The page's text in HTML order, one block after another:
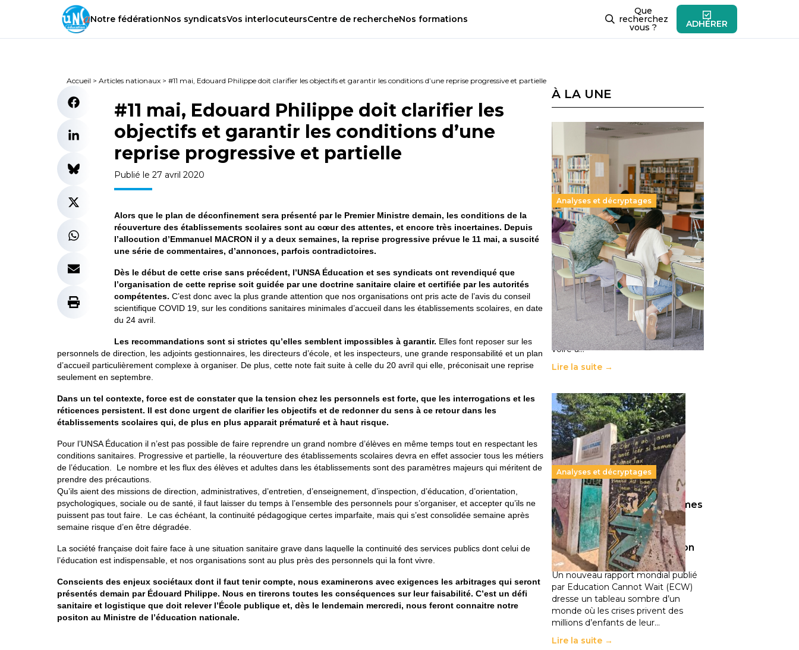
Notre fédérationNos syndicatsVos interlocuteursCentre de rechercheNos formations
Que
recherchez
vous ? ADHÉRER
Accueil > Articles nationaux > #11 mai, Edouard Philippe doit clarifier les objectifs et garantir les conditions d’une reprise progressive et partielle
#11 mai, Edouard Philippe doit clarifier les
objectifs et garantir les conditions d’une
reprise progressive et partielle
Publié le 27 avril 2020
Alors que le plan de déconfinement sera présenté par le Premier Ministre demain, les conditions de la
réouverture des établissements scolaires sont au cœur des attentes, et encore très incertaines. Depuis
l’allocution d’Emmanuel MACRON il y a deux semaines, la reprise progressive prévue le 11 mai, a suscité
une série de commentaires, d’annonces, parfois contradictoires.
Dès le début de cette crise sans précédent, l’UNSA Éducation et ses syndicats ont revendiqué que
l’organisation de cette reprise soit guidée par une doctrine sanitaire claire et certifiée par les autorités
compétentes. C’est donc avec la plus grande attention que nos organisations ont pris acte de l’avis du conseil
scientifique COVID 19, sur les conditions sanitaires minimales d’accueil dans les établissements scolaires, en date
du 24 avril.
Les recommandations sont si strictes qu’elles semblent impossibles à garantir. Elles font reposer sur les
personnels de direction, les adjoints gestionnaires, les directeurs d’école, et les inspecteurs, une grande responsabilité et un plan
d’accueil particulièrement complexe à organiser. De plus, cette note fait suite à celle du 20 avril qui elle, préconisait une reprise
seulement en septembre.
Dans un tel contexte, force est de constater que la tension chez les personnels est forte, que les interrogations et les
réticences persistent. Il est donc urgent de clarifier les objectifs et de redonner du sens à ce retour dans les
établissements scolaires qui, de plus en plus apparait prématuré et à haut risque.
Pour l’UNSA Éducation il n’est pas possible de faire reprendre un grand nombre d’élèves en même temps tout en respectant les
conditions sanitaires. Progressive et partielle, la réouverture des établissements scolaires devra en effet associer tous les métiers
de l’éducation. Le nombre et les flux des élèves et adultes dans les établissements sont des paramètres majeurs qui méritent de
prendre des précautions.
Qu’ils aient des missions de direction, administratives, d’entretien, d’enseignement, d’inspection, d’éducation, d’orientation,
psychologiques, sociale ou de santé, il faut laisser du temps à l’ensemble des personnels pour s’organiser, et accepter qu’ils ne
puissent pas tout faire. Le cas échéant, la continuité pédagogique certes imparfaite, mais qui s’est consolidée semaine après
semaine risque d’en être dégradée.
La société française doit faire face à une situation sanitaire grave dans laquelle la continuité des services publics dont celui de
l’éducation est indispensable, et nos organisations sont au plus près des personnels qui la font vivre.
Conscients des enjeux sociétaux dont il faut tenir compte, nous examinerons avec exigences les arbitrages qui seront
présentés demain par Édouard Philippe. Nous en tirerons toutes les conséquences sur leur faisabilité. C’est un défi
sanitaire et logistique que doit relever l’École publique et, dès le lendemain mercredi, nous feront connaitre notre
positon au Ministre de l’éducation nationale.
À LA UNE
Analyses et décryptages
Supérieur privé : une dérive
qui met à mal la promesse
républicaine
11 juillet 2026- National
Le projet de loi sur la régulation de
l’enseignement supérieur privé met
en lumière l’amplification d’un
système qui relègue l’acte
pédagogique au superfétatoire,
voire à…
Lire la suite →
Analyses et décryptages
258 millions d’enfants victimes
de la guerre, des chocs
climatiques et des
déplacements de population
11 juillet 2026 -National
Un nouveau rapport mondial publié
par Education Cannot Wait (ECW)
dresse un tableau sombre d’un
monde où les crises privent des
millions d’enfants de leur…
Lire la suite →